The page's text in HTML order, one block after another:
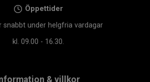
Öppettider
snabbt under helgfria vardagar
kl. 09.00 - 16.30.
& villkor